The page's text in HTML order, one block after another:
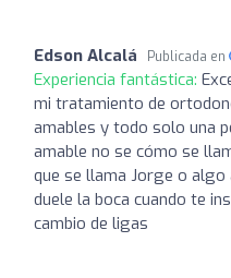
Edson Alcalá Publicada en
Experiencia fantástica:
mi tratamiento de
amables y todo solo una
amable no se cómo se
que se llama Jorge o
duele la boca cuando te
cambio de ligas